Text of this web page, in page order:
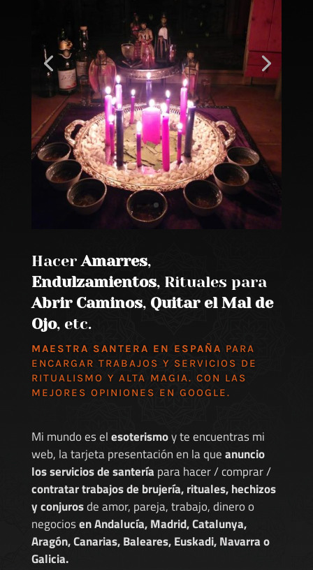
Hacer Amarres,
Endulzamientos, Rituales para
Abrir Caminos, Quitar el Mal de
Ojo, etc.
MAESTRA SANTERA EN ESPAÑA PARA
ENCARGAR TRABAJOS Y SERVICIOS DE
RITUALISMO Y ALTA MAGIA. CON LAS
MEJORES OPINIONES EN GOOGLE.
Mi mundo es elesoterismoy te encuentras mi
web, la tarjeta presentación en la queanuncio
los servicios de santería para hacer / comprar /
contratar trabajos de brujería, rituales, hechizos
y conjurosde amor, pareja, trabajo, dinero o
negociosen Andalucía, Madrid, Catalunya,
Aragón, Canarias, Baleares, Euskadi, Navarra o
Galicia.